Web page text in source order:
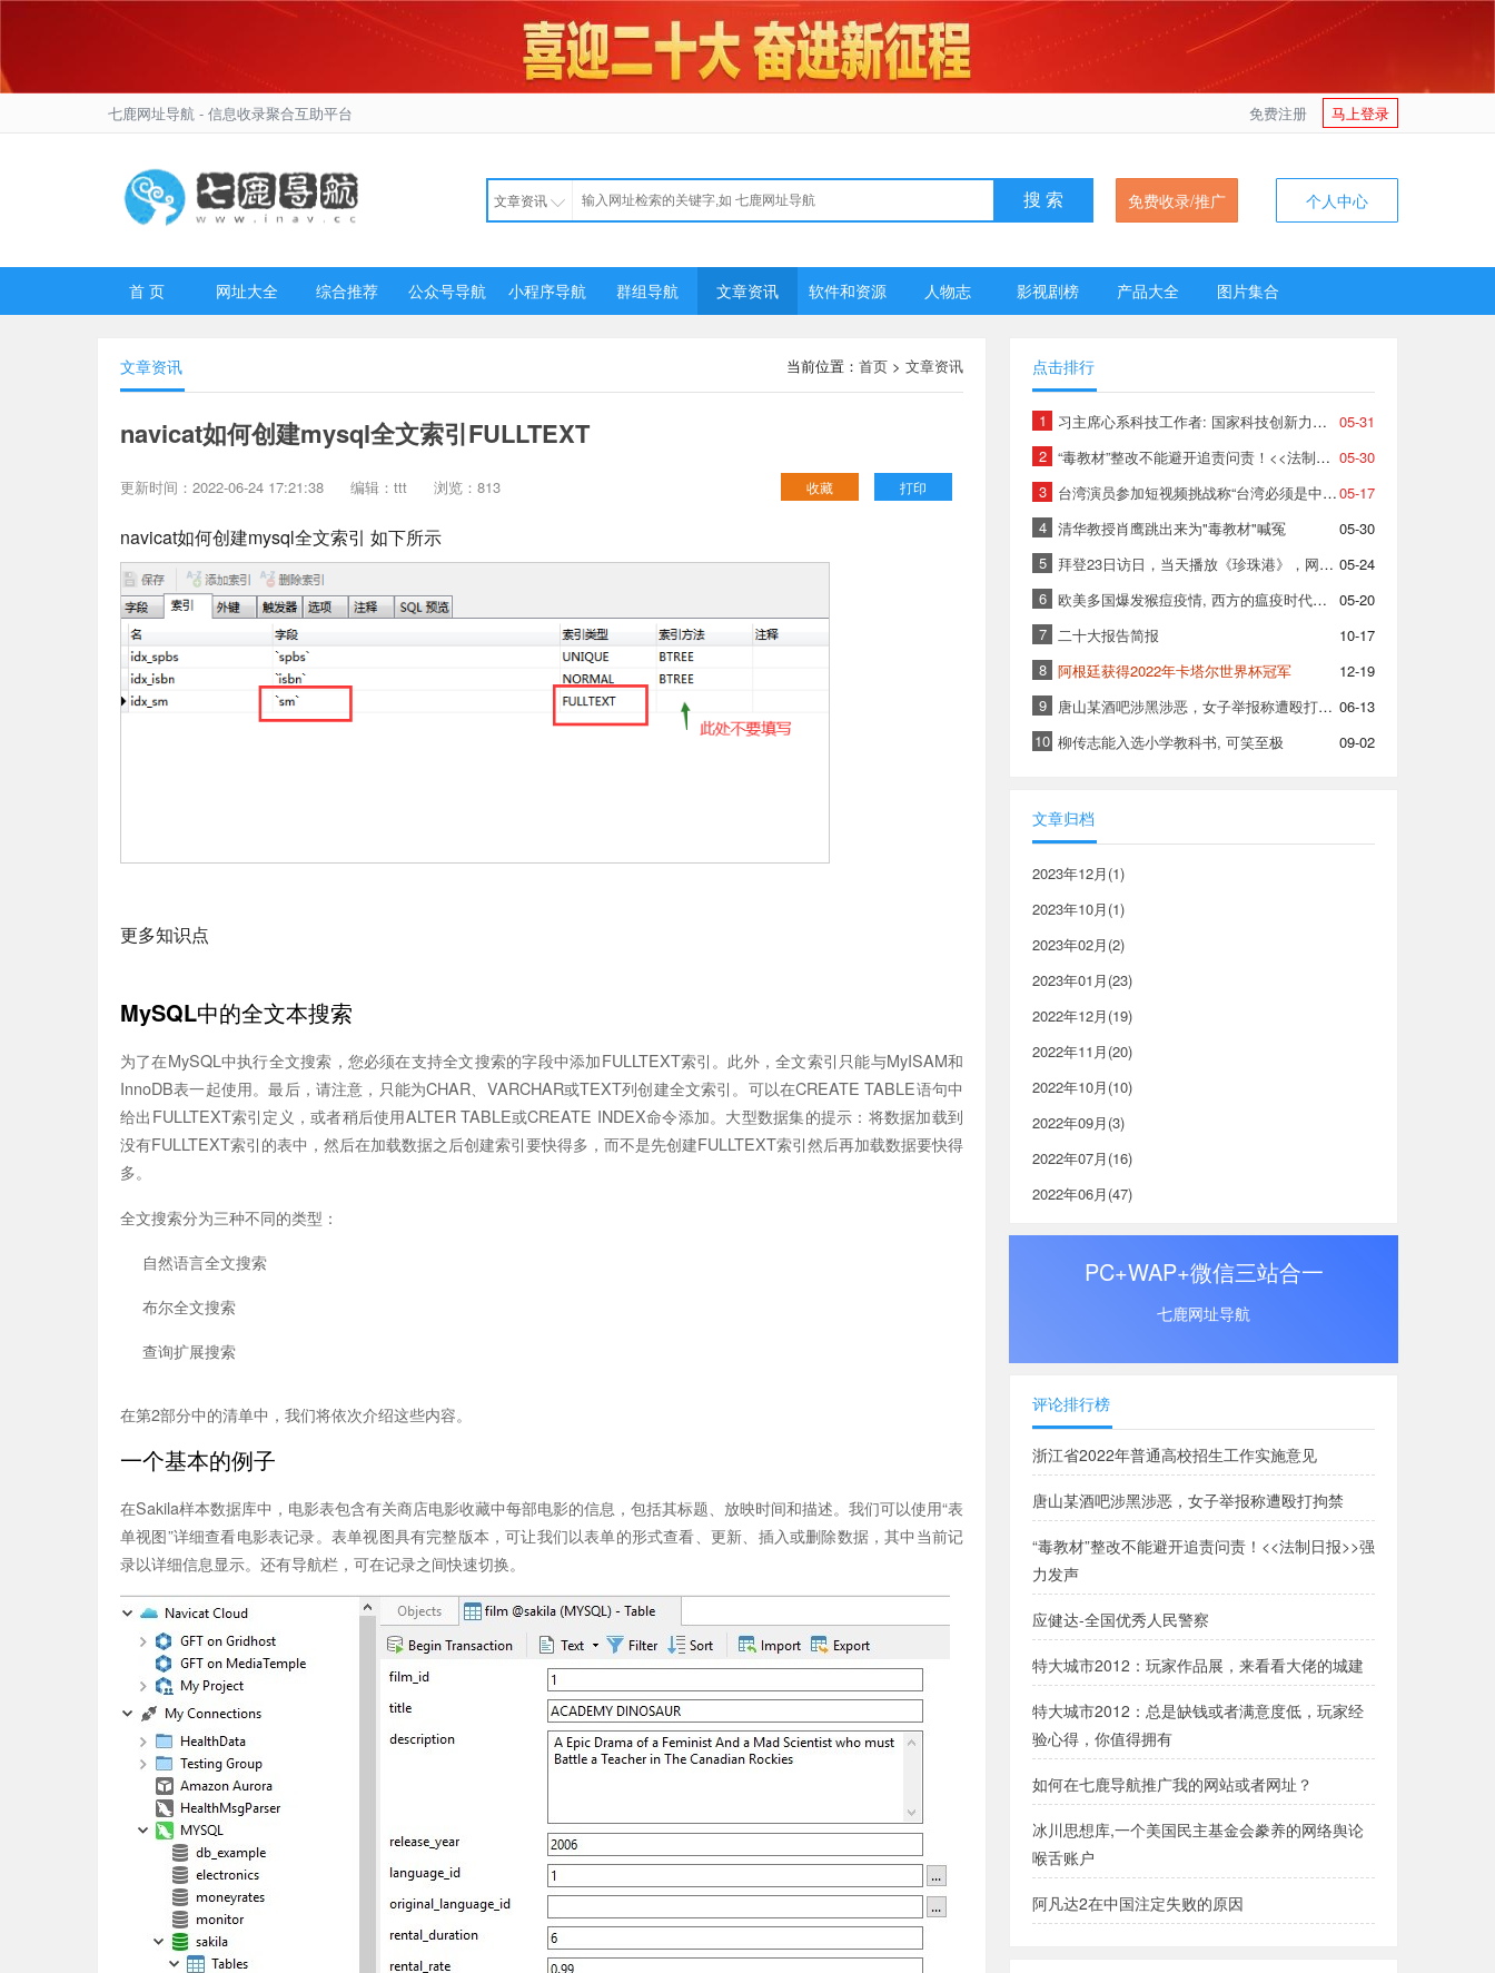
免费注册 马上登录
七鹿网址导航 - 信息收录聚合互助平台
文章资讯 搜 索 免费收录/推广 个人中心
首 页 网址大全 综合推荐 公众号导航 小程序导航 群组导航 文章资讯 软件和资源 人物志 影视剧榜 产品大全 图片集合
文章资讯 当前位置： 首页 > 文章资讯
navicat如何创建mysql全文索引FULLTEXT
更新时间：2022-06-24 17:21:38 编辑：ttt 浏览：813 收藏 打印
navicat如何创建mysql全文索引 如下所示
更多知识点
MySQL中的全文本搜索
为了在MySQL中执行全文搜索，您必须在支持全文搜索的字段中添加FULLTEXT索引。此外，全文索引只能与MyISAM和
InnoDB表一起使用。最后，请注意，只能为CHAR、VARCHAR或TEXT列创建全文索引。可以在CREATE TABLE语句中
给出FULLTEXT索引定义，或者稍后使用ALTER TABLE或CREATE INDEX命令添加。大型数据集的提示：将数据加载到
没有FULLTEXT索引的表中，然后在加载数据之后创建索引要快得多，而不是先创建FULLTEXT索引然后再加载数据要快得
多。
全文搜索分为三种不同的类型：
自然语言全文搜索
布尔全文搜索
查询扩展搜索
在第2部分中的清单中，我们将依次介绍这些内容。
一个基本的例子
在Sakila样本数据库中，电影表包含有关商店电影收藏中每部电影的信息，包括其标题、放映时间和描述。我们可以使用“表
单视图”详细查看电影表记录。表单视图具有完整版本，可让我们以表单的形式查看、更新、插入或删除数据，其中当前记
录以详细信息显示。还有导航栏，可在记录之间快速切换。
点击排行
1 05-31
习主席心系科技工作者: 国家科技创新力的根本源泉在于人
2
05-30
“毒教材”整改不能避开追责问责！<<法制日报>>强力发声
3
05-17
台湾演员参加短视频挑战称“台湾必须是中国的”，绿媒反应激烈。
4
05-30
清华教授肖鹰跳出来为"毒教材"喊冤
5
05-24
拜登23日访日，当天播放《珍珠港》，网友: 六公主真棒!
6
05-20
欧美多国爆发猴痘疫情, 西方的瘟疫时代是自作孽
7
10-17
二十大报告简报
8
12-19
阿根廷获得2022年卡塔尔世界杯冠军
9
06-13
唐山某酒吧涉黑涉恶，女子举报称遭殴打拘禁
10
09-02
柳传志能入选小学教科书, 可笑至极
文章归档
2023年12月(1)
2023年10月(1)
2023年02月(2)
2023年01月(23)
2022年12月(19)
2022年11月(20)
2022年10月(10)
2022年09月(3)
2022年07月(16)
2022年06月(47)
PC+WAP+微信三站合一
七鹿网址导航
评论排行榜
浙江省2022年普通高校招生工作实施意见
唐山某酒吧涉黑涉恶，女子举报称遭殴打拘禁
“毒教材”整改不能避开追责问责！<<法制日报>>强
力发声
应健达-全国优秀人民警察
特大城市2012：玩家作品展，来看看大佬的城建
特大城市2012：总是缺钱或者满意度低，玩家经
验心得，你值得拥有
如何在七鹿导航推广我的网站或者网址？
冰川思想库,一个美国民主基金会豢养的网络舆论
喉舌账户
阿凡达2在中国注定失败的原因